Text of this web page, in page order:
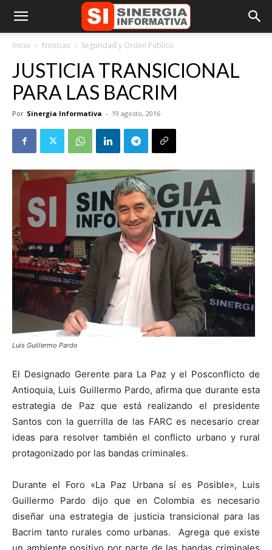
Inicio Noticias Seguridad y Orden Público
JUSTICIA TRANSICIONAL
PARA LAS BACRIM
Por Sinergia Informativa - 19 agosto, 2016
Luis Guillermo Pardo
El Designado Gerente para La Paz y el Posconflicto de
Antioquia, Luis Guillermo Pardo, afirma que durante esta
estrategia de Paz que está realizando el presidente
Santos con la guerrilla de las FARC es necesario crear
ideas para resolver también el conflicto urbano y rural
protagonizado por las bandas criminales.
Durante el Foro «La Paz Urbana sí es Posible», Luis
Guillermo Pardo dijo que en Colombia es necesario
diseñar una estrategia de justicia transicional para las
Bacrim tanto rurales como urbanas. Agrega que existe